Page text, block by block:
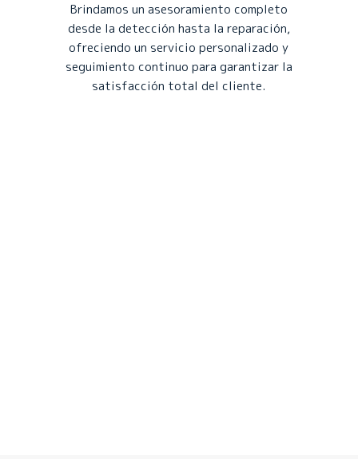
Brindamos un asesoramiento completo
desde la detección hasta la reparación,
ofreciendo un servicio personalizado y
seguimiento continuo para garantizar la
satisfacción total del cliente.